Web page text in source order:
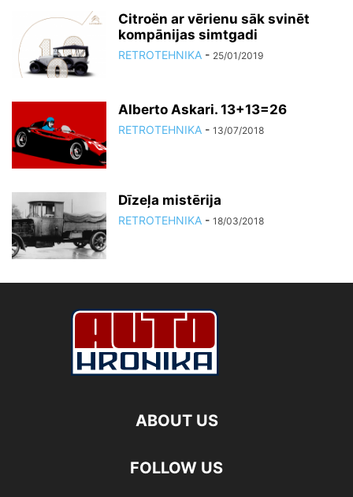
Citroën ar vērienu sāk svinēt
kompānijas simtgadi
RETROTEHNIKA - 25/01/2019
Alberto Askari. 13+13=26
RETROTEHNIKA - 13/07/2018
Dīzeļa mistērija
RETROTEHNIKA - 18/03/2018
ABOUT US
FOLLOW US